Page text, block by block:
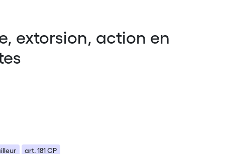
extorsion, action en
art. 181 CP